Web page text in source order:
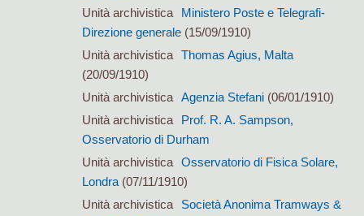
Unità archivistica
Ministero Poste e Telegrafi-
Direzione generale(15/09/1910)
Unità archivistica Thomas Agius, Malta
(20/09/1910)
Unità archivistica Agenzia Stefani(06/01/1910)
Unità archivistica
Prof. R. A. Sampson,
Osservatorio di Durham
Unità archivistica Osservatorio di Fisica Solare,
Londra(07/11/1910)
Unità archivistica
Società Anonima Tramways &